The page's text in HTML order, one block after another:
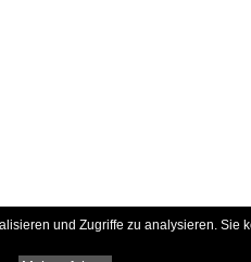
und Zugriffe zu analysieren.